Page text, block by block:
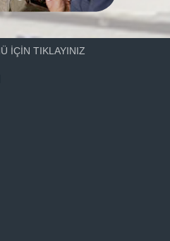
İÇİN TIKLAYINIZ